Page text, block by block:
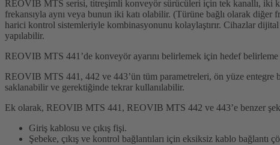
REOVIB MTS serisi, titreşimli konveyör sürücüleri için tek kanallı, iki
frekansıyla aynı veya bunun iki katı olabilir. (Türüne bağlı olarak
harici kontrol sistemleriyle kombinasyonunu kolaylaştırır. Cihazlar
yapılabilir.
REOVIB MTS 441’de konveyör ayarını belirlemek için hedef belirleme
REOVIB MTS 441, 442 ve 443’ün tüm parametreleri, ön yüze
saklanabilir ve gerektiğinde tekrar kullanılabilir.
Ek olarak, REOVIB MTS 441, REOVIB MTS 442 ve 443’e benzer
Giriş kablosu ve çıkış fişi.
Şebeke, çıkış ve kontrol bağlantıları için eksiksiz kablo bağlantı